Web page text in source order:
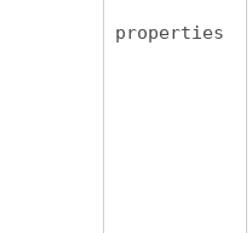
properties